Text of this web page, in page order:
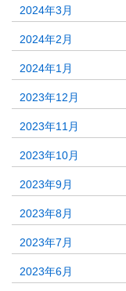
2024年3月
2024年2月
2024年1月
2023年12月
2023年11月
2023年10月
2023年9月
2023年8月
2023年7月
2023年6月